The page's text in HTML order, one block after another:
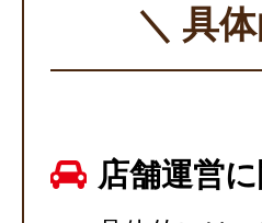
＼ 具
店舗運営